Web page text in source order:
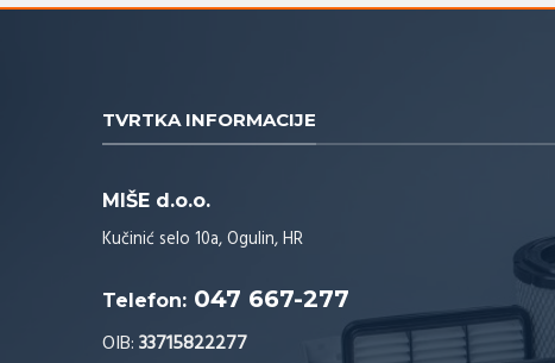
TVRTKA INFORMACIJE
MIŠE d.o.o.
Kučinić selo 10a, Ogulin, HR
Telefon: 047 667-277
OIB:33715822277